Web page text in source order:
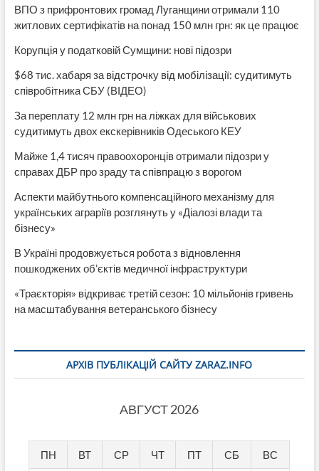
ВПО з прифронтових громад Луганщини отримали 110
житлових сертифікатів на понад 150 млн грн: як це працює
Корупція у податковій Сумщини: нові підозри
$68 тис. хабаря за відстрочку від мобілізації: судитимуть
співробітника СБУ (ВІДЕО)
За переплату 12 млн грн на ліжках для військових
судитимуть двох екскерівників Одеського КЕУ
Майже 1,4 тисяч правоохоронців отримали підозри у
справах ДБР про зраду та співпрацю з ворогом
Аспекти майбутнього компенсаційного механізму для
українських аграріїв розглянуть у «Діалозі влади та
бізнесу»
В Україні продовжується робота з відновлення
пошкоджених об’єктів медичної інфраструктури
«Траєкторія» відкриває третій сезон: 10 мільйонів гривень
на масштабування ветеранського бізнесу
АРХІВ ПУБЛІКАЦІЙ САЙТУ ZARAZ.INFO
АВГУСТ 2026
ПН ВТ СР ЧТ ПТ СБ ВС